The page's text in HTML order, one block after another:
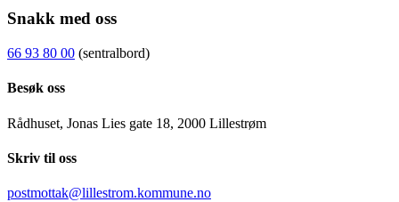
Snakk med oss
66 93 80 00 (sentralbord)
Besøk oss
Rådhuset, Jonas Lies gate 18, 2000 Lillestrøm
Skriv til oss
postmottak@lillestrom.kommune.no